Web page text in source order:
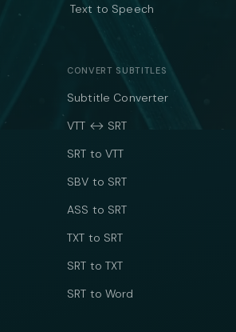
Text to Speech
CONVERT SUBTITLES
Subtitle Converter
VTT ↔ SRT
SRT to VTT
SBV to SRT
ASS to SRT
TXT to SRT
SRT to TXT
SRT to Word